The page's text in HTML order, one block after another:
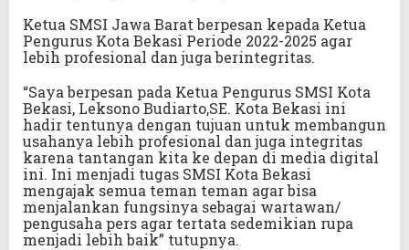
Ketua SMSI Jawa Barat berpesan kepada Ketua
Pengurus Kota Bekasi Periode 2022-2025 agar
lebih profesional dan juga berintegritas.
“Saya berpesan pada Ketua Pengurus SMSI Kota
Bekasi, Leksono Budiarto,SE. Kota Bekasi ini
hadir tentunya dengan tujuan untuk membangun
usahanya lebih profesional dan juga integritas
karena tantangan kita ke depan di media digital
ini. Ini menjadi tugas SMSI Kota Bekasi
mengajak semua teman teman agar bisa
menjalankan fungsinya sebagai wartawan/
pengusaha pers agar tertata sedemikian rupa
menjadi lebih baik” tutupnya.